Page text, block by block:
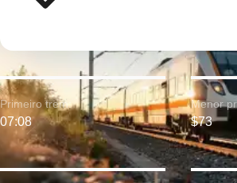
Primeiro trem:
07:08
Menor
$73